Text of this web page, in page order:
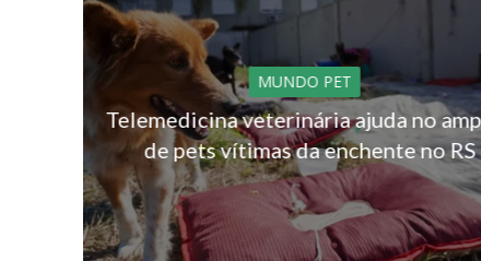
MUNDO PET
Telemedicina veterinária ajuda no
de pets vítimas da enchente no RS